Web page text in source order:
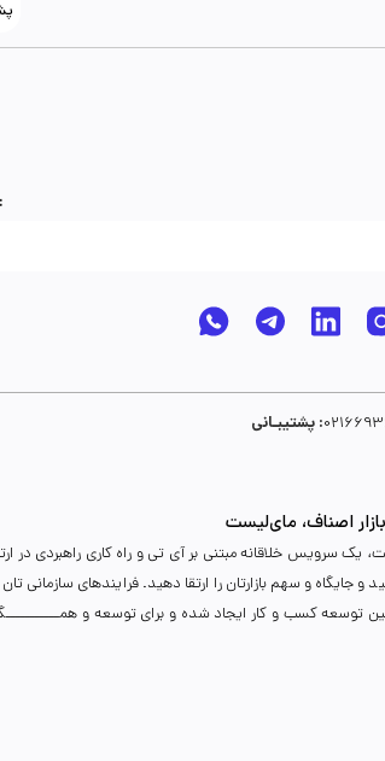
عضویت در
پشتیبـانی :
اصناف، مای‌لیست
یک سرویس خلاقانه مبتنی بر آی تی و راه کاری راهبردی در
و جایگاه و سهم بازارتان را ارتقا دهید. فرایندهای
توسعه کسب و کار ایجاد شده و برای توسعه و